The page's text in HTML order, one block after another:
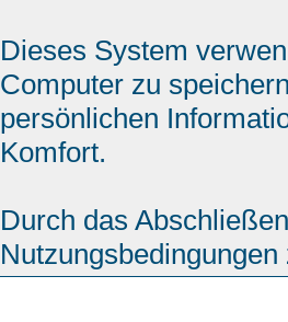
Dieses System
Computer zu
persönlichen
Komfort.
Durch das
Nutzungsbedingungen